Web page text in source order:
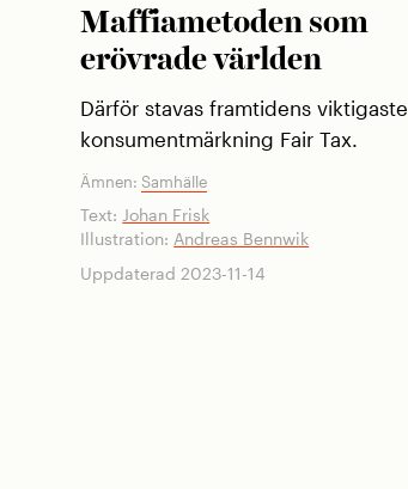
Maffiametoden som
erövrade världen
Därför stavas framtidens viktigaste
konsumentmärkning Fair Tax.
Ämnen:Samhälle
Text: Johan Frisk
Illustration: Andreas Bennwik
Uppdaterad 2023-11-14